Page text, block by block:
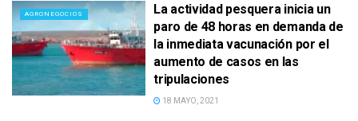
AGRONEGOCIOS
La actividad pesquera inicia un
paro de 48 horas en demanda de
la inmediata vacunación por el
aumento de casos en las
tripulaciones
18 MAYO, 2021